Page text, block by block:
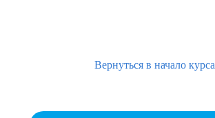
Вернуться в начало курса